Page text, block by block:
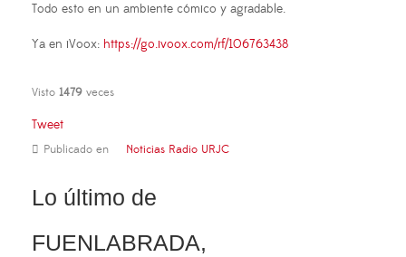
Todo esto en un ambiente cómico y agradable.
Ya en iVoox: https://go.ivoox.com/rf/106763438
Visto 1479 veces
Tweet
Publicado en Noticias Radio URJC
Lo último de
FUENLABRADA,